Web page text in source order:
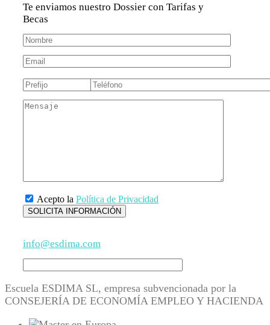
Te enviamos nuestro Dossier con Tarifas y
Becas
Acepto la Política de Privacidad
info@esdima.com
Escuela ESDIMA SL, empresa subvencionada por la
CONSEJERÍA DE ECONOMÍA EMPLEO Y HACIENDA